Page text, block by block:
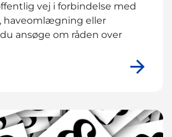
vej i forbindelse med
haveomlægning eller
ansøge om råden over